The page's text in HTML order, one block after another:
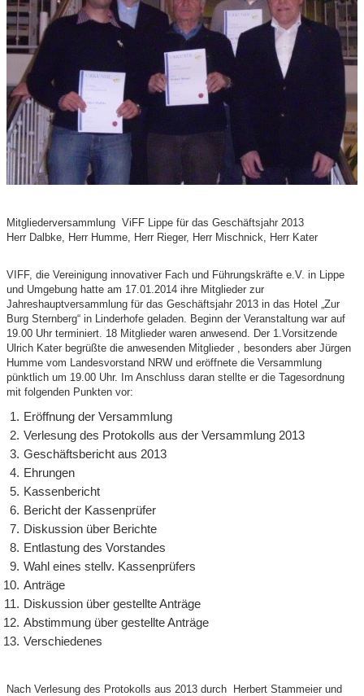
Mitgliederversammlung ViFF Lippe für das Geschäftsjahr 2013
Herr Dalbke, Herr Humme, Herr Rieger, Herr Mischnick, Herr Kater
VIFF, die Vereinigung innovativer Fach und Führungskräfte e.V. in Lippe
und Umgebung hatte am 17.01.2014 ihre Mitglieder zur
Jahreshauptversammlung für das Geschäftsjahr 2013 in das Hotel „Zur
Burg Sternberg“ in Linderhofe geladen. Beginn der Veranstaltung war auf
19.00 Uhr terminiert. 18 Mitglieder waren anwesend. Der 1.Vorsitzende
Ulrich Kater begrüßte die anwesenden Mitglieder , besonders aber Jürgen
Humme vom Landesvorstand NRW und eröffnete die Versammlung
pünktlich um 19.00 Uhr. Im Anschluss daran stellte er die Tagesordnung
mit folgenden Punkten vor:
Eröffnung der Versammlung
Verlesung des Protokolls aus der Versammlung 2013
Geschäftsbericht aus 2013
Ehrungen
Kassenbericht
Bericht der Kassenprüfer
Diskussion über Berichte
Entlastung des Vorstandes
Wahl eines stellv. Kassenprüfers
Anträge
Diskussion über gestellte Anträge
Abstimmung über gestellte Anträge
Verschiedenes
Nach Verlesung des Protokolls aus 2013 durch Herbert Stammeier und